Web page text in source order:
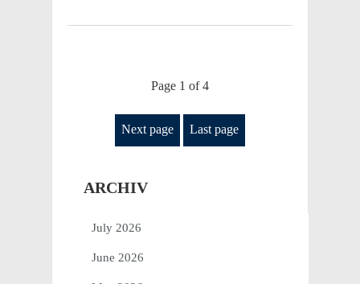
Page 1 of 4
Next page Last page
ARCHIV
July 2026
June 2026